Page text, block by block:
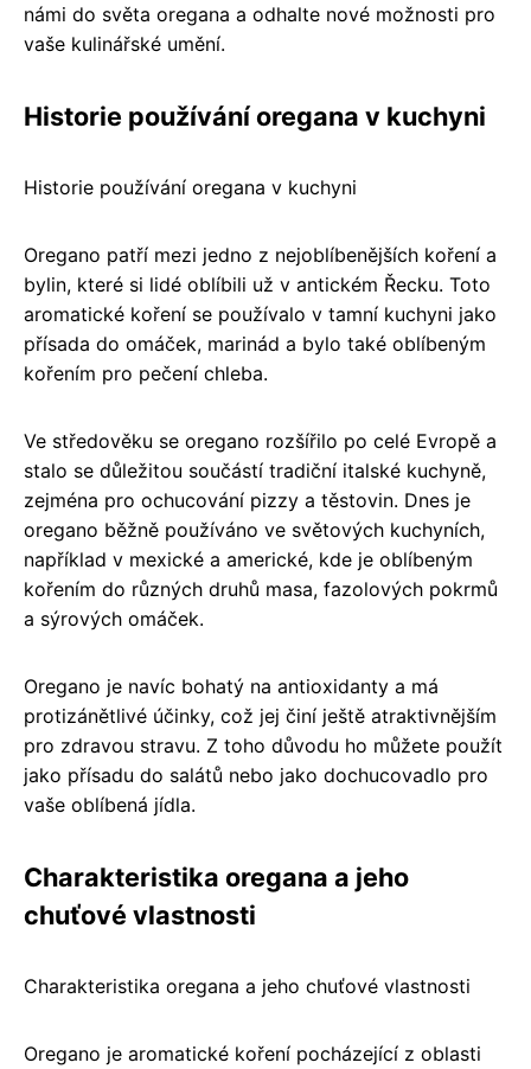
námi do světa oregana a odhalte nové možnosti pro
vaše kulinářské umění.
Historie používání oregana v kuchyni
Historie používání oregana v kuchyni
Oregano patří mezi jedno z nejoblíbenějších koření a
bylin, které si lidé oblíbili už v antickém Řecku. Toto
aromatické koření se používalo v tamní kuchyni jako
přísada do omáček, marinád a bylo také oblíbeným
kořením pro pečení chleba.
Ve středověku se oregano rozšířilo po celé Evropě a
stalo se důležitou součástí tradiční italské kuchyně,
zejména pro ochucování pizzy a těstovin. Dnes je
oregano běžně používáno ve světových kuchyních,
například v mexické a americké, kde je oblíbeným
kořením do různých druhů masa, fazolových pokrmů
a sýrových omáček.
Oregano je navíc bohatý na antioxidanty a má
protizánětlivé účinky, což jej činí ještě atraktivnějším
pro zdravou stravu. Z toho důvodu ho můžete použít
jako přísadu do salátů nebo jako dochucovadlo pro
vaše oblíbená jídla.
Charakteristika oregana a jeho
chuťové vlastnosti
Charakteristika oregana a jeho chuťové vlastnosti
Oregano je aromatické koření pocházející z oblasti